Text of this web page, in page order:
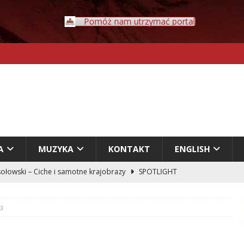
Pomóż nam utrzymać portal
MUZYKA KONTAKT ENGLISH
– Ciche i samotne krajobrazy
SPOTLIGHT
– Przyklejeni odklejeni.